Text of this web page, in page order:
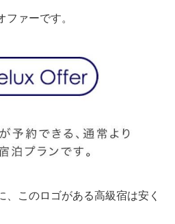
ァーです。
、このロゴがある高級宿は安く